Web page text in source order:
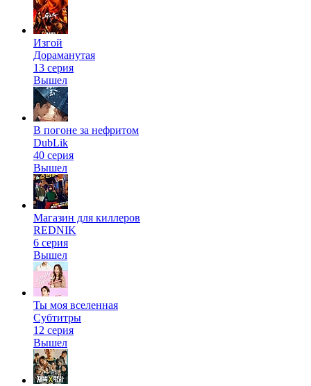
Изгой
Дораманутая
13 серия
Вышел
В погоне за нефритом
DubLik
40 серия
Вышел
Магазин для киллеров
REDNIK
6 серия
Вышел
Ты моя вселенная
Субтитры
12 серия
Вышел